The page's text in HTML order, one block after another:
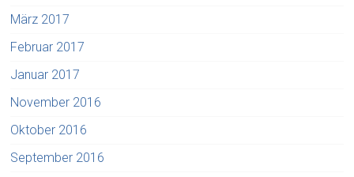
März 2017
Februar 2017
Januar 2017
November 2016
Oktober 2016
September 2016